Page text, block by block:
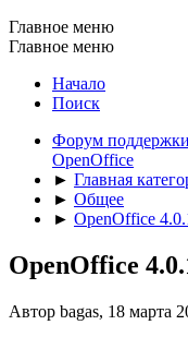
Главное меню
Главное меню
Начало
Поиск
Форум поддержки
OpenOffice
► Главная
► Общее
► OpenOffice
OpenOffice
Автор bagas, 18 марта